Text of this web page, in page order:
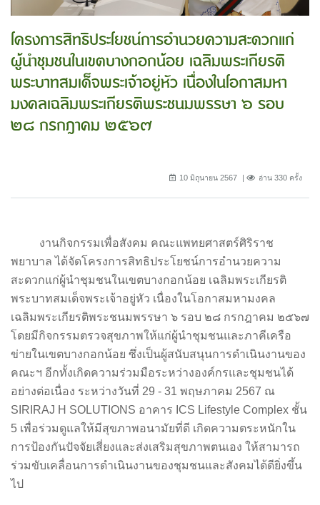
โครงการสิทธิประโยชน์การอำนวยความสะดวกแก่
ผู้นำชุมชนในเขตบางกอกน้อย เฉลิมพระเกียรติ
พระบาทสมเด็จพระเจ้าอยู่หัว เนื่องในโอกาสมหา
มงคลเฉลิมพระเกียรติพระชนมพรรษา ๖ รอบ
๒๘ กรกฎาคม ๒๕๖๗
10 มิถุนายน 2567 อ่าน 330 ครั้ง
งานกิจกรรมเพื่อสังคม คณะแพทยศาสตร์ศิริราช
พยาบาล ได้จัดโครงการสิทธิประโยชน์การอำนวยความ
สะดวกแก่ผู้นำชุมชนในเขตบางกอกน้อย เฉลิมพระเกียรติ
พระบาทสมเด็จพระเจ้าอยู่หัว เนื่องในโอกาสมหามงคล
เฉลิมพระเกียรติพระชนมพรรษา ๖ รอบ ๒๘ กรกฎาคม ๒๕๖๗
โดยมีกิจกรรมตรวจสุขภาพให้แก่ผู้นำชุมชนและภาคีเครือ
ข่ายในเขตบางกอกน้อย ซึ่งเป็นผู้สนับสนุนการดำเนินงานของ
คณะฯ อีกทั้งเกิดความร่วมมือระหว่างองค์กรและชุมชนได้
อย่างต่อเนื่อง ระหว่างวันที่ 29 - 31 พฤษภาคม 2567 ณ
SIRIRAJ H SOLUTIONS อาคาร ICS Lifestyle Complex ชั้น
5 เพื่อร่วมดูแลให้มีสุขภาพอนามัยที่ดี เกิดความตระหนักใน
การป้องกันปัจจัยเสี่ยงและส่งเสริมสุขภาพตนเอง ให้สามารถ
ร่วมขับเคลื่อนการดำเนินงานของชุมชนและสังคมได้ดียิ่งขึ้น
ไป